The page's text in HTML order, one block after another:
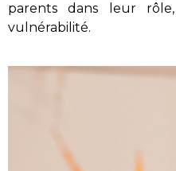
parents dans leur
vulnérabilité.